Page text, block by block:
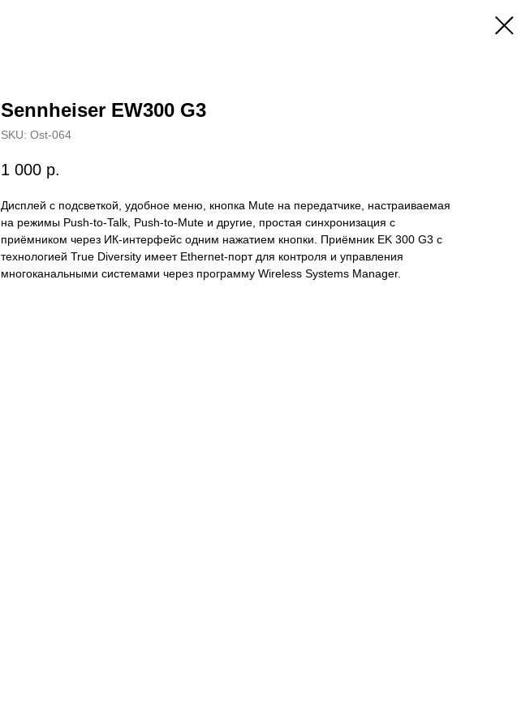
Sennheiser EW300 G3
SKU: Ost-064
1 000 р.
Дисплей с подсветкой, удобное меню, кнопка Mute на передатчике, настраиваемая
на режимы Push-to-Talk, Push-to-Mute и другие, простая синхронизация с
приёмником через ИК-интерфейс одним нажатием кнопки. Приёмник EK 300 G3 с
технологией True Diversity имеет Ethernet-порт для контроля и управления
многоканальными системами через программу Wireless Systems Manager.